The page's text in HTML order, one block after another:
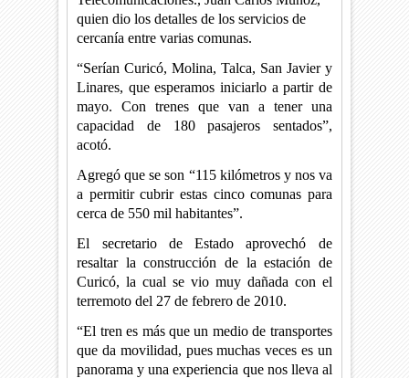
quien dio los detalles de los servicios de
cercanía entre varias comunas.
“Serían Curicó, Molina, Talca, San Javier y
Linares, que esperamos iniciarlo a partir de
mayo. Con trenes que van a tener una
capacidad de 180 pasajeros sentados”,
acotó.
Agregó que se son “115 kilómetros y nos va
a permitir cubrir estas cinco comunas para
cerca de 550 mil habitantes”.
El secretario de Estado aprovechó de
resaltar la construcción de la estación de
Curicó, la cual se vio muy dañada con el
terremoto del 27 de febrero de 2010.
“El tren es más que un medio de transportes
que da movilidad, pues muchas veces es un
panorama y una experiencia que nos lleva al